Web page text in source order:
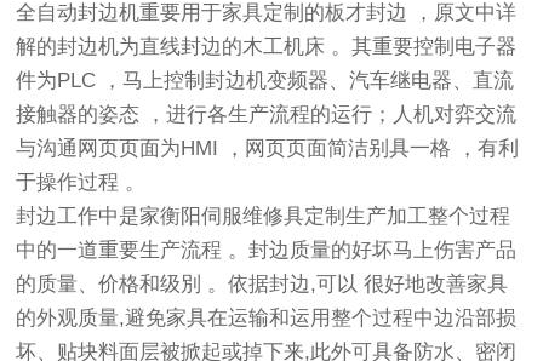
全自动封边机重要用于家具定制的板才封边 ，原文中详
解的封边机为直线封边的木工机床 。其重要控制电子器
件为PLC ，马上控制封边机变频器、汽车继电器、直流
接触器的姿态 ，进行各生产流程的运行；人机对弈交流
与沟通网页页面为HMI ，网页页面简洁别具一格 ，有利
于操作过程 。
封边工作中是家衡阳伺服维修具定制生产加工整个过程
中的一道重要生产流程 。封边质量的好坏马上伤害产品
的质量、价格和级別 。依据封边,可以 很好地改善家具
的外观质量,避免家具在运输和运用整个过程中边沿部损
坏、贴块料面层被掀起或掉下来,此外可具备防水、密闭